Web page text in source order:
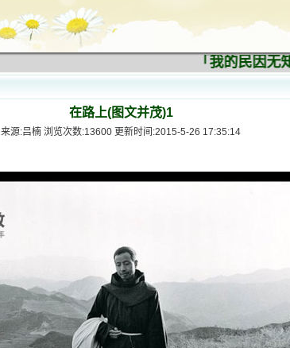
「我的民因无知识
在路上(图文并茂)1
来源:吕楠 浏览次数:13600 更新时间:2015-5-26 17:35:14